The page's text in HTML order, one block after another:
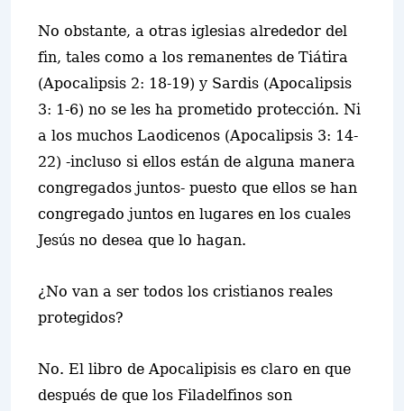
No obstante, a otras iglesias alrededor del
fin, tales como a los remanentes de Tiátira
(Apocalipsis 2: 18-19) y Sardis (Apocalipsis
3: 1-6) no se les ha prometido protección. Ni
a los muchos Laodicenos (Apocalipsis 3: 14-
22) -incluso si ellos están de alguna manera
congregados juntos- puesto que ellos se han
congregado juntos en lugares en los cuales
Jesús no desea que lo hagan.
¿No van a ser todos los cristianos reales
protegidos?
No. El libro de Apocalipisis es claro en que
después de que los Filadelfinos son